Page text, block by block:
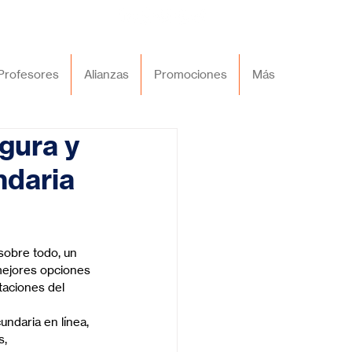
Alianzas Promociones Más
y
todo, un
opciones
del
en línea,